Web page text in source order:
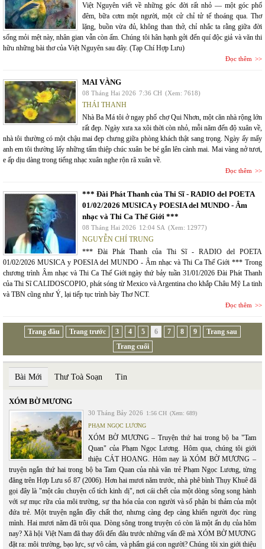
Việt Nguyên viết về những góc đời rất nhỏ — một góc phố
đêm, bữa cơm một người, một cử chỉ tử tế thoáng qua. Thơ
lặng, buồn vừa đủ, không than thở, chỉ nhắc ta rằng giữa đời
sống mỏi mệt này, nhân gian vẫn còn ấm. Chúng tôi hân hạnh gởi đến quí độc giả và văn thi
hữu những bài thơ của Việt Nguyên sau đây. (Tạp Chí Hợp Lưu)
Đọc thêm
MAI VÀNG
08 Tháng Hai 2026 7:36 CH (Xem: 7618)
THÁI THANH
Nhà Ba Má tôi ở ngay phố chợ Qui Nhơn, một căn nhà rộng lớn
rất đẹp. Ngày xưa xa xôi thời còn nhỏ, mỗi năm đến độ xuân về,
nhà tôi thường có một chậu mai đẹp chưng giữa phòng khách thật sang trọng. Ngày ấy mấy
anh em tôi thường lấy những tấm thiệp chúc xuân be bé gắn lên cành mai. Mai vàng nở tươi,
e ấp dịu dàng trong tiếng nhạc xuân nghe rộn rã xuân về.
Đọc thêm
*** Đài Phát Thanh của Thi Sĩ - RADIO del POETA
01/02/2026 MUSICA y POESIA del MUNDO - Âm
nhạc và Thi Ca Thế Giới ***
08 Tháng Hai 2026 12:04 SA (Xem: 12977)
NGUYỄN CHÍ TRUNG
*** Đài Phát Thanh của Thi Sĩ - RADIO del POETA
01/02/2026 MUSICA y POESIA del MUNDO - Âm nhạc và Thi Ca Thế Giới *** Trong
chương trình Âm nhạc và Thi Ca Thế Giới ngày thứ bảy tuần 31/01/2026 Đài Phát Thanh
của Thi Sĩ CALIDOSCOPIO, phát sóng từ Mexico và Argentina cho khắp Châu Mỹ La tinh
và TBN cũng như Ý, lại tiếp tục trình bày Thơ NCT.
Đọc thêm
Trang đầu Trang trước 3 4 5 6 7 8 9
Trang sau
Trang cuối
Bài Mới Thư Toà Soạn Tin
XÓM BỜ MƯƠNG
30 Tháng Bảy 2026 1:56 CH (Xem: 689)
PHẠM NGỌC LƯƠNG
XÓM BỜ MƯƠNG – Truyện thứ hai trong bộ ba "Tam
Quan" của Phạm Ngọc Lương. Hôm qua, chúng tôi giới
thiệu CÁT HOANG. Hôm nay là XÓM BỜ MƯƠNG –
truyện ngắn thứ hai trong bộ ba Tam Quan của nhà văn trẻ Phạm Ngọc Lương, từng
đăng trên Hợp Lưu số 87 (2006). Hơn hai mươi năm trước, nhà phê bình Thụy Khuê đã
gọi đây là "một câu chuyện cổ tích kinh dị", nơi cái chết của một dòng sông song hành
với sự mục rữa của môi trường, sự tha hóa của con người và số phận bi thảm của một
đứa trẻ. Một truyện ngắn đầy chất thơ, nhưng càng đẹp càng khiến người đọc rùng
mình. Hai mươi năm đã trôi qua. Dòng sông trong truyện có còn là một ẩn dụ của hôm
nay? Xã hội Việt Nam đã thay đổi đến đâu trước những vấn đề mà XÓM BỜ MƯƠNG
đặt ra: môi trường, bạo lực, sự vô cảm, và phẩm giá con người? Chúng tôi xin giới thiệu